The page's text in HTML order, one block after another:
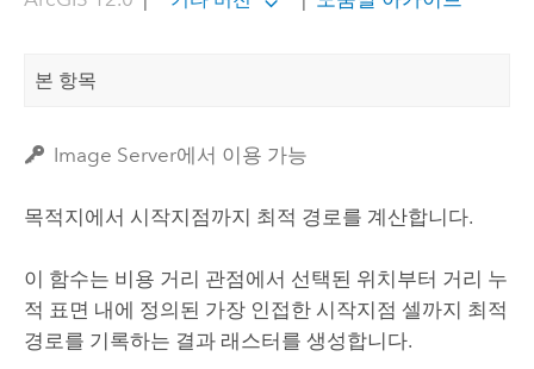
본 항목
Image Server에서 이용 가능
목적지에서 시작지점까지 최적 경로를 계산합니다.
이 함수는 비용 거리 관점에서 선택된 위치부터 거리 누
적 표면 내에 정의된 가장 인접한 시작지점 셀까지 최적
경로를 기록하는 결과 래스터를 생성합니다.